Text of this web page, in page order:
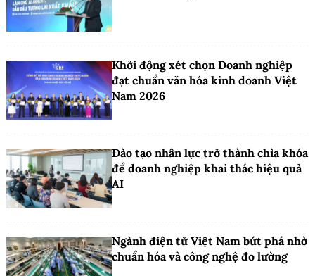
Khởi động xét chọn Doanh nghiệp
đạt chuẩn văn hóa kinh doanh Việt
Nam 2026
Đào tạo nhân lực trở thành chìa khóa
để doanh nghiệp khai thác hiệu quả
AI
Ngành điện tử Việt Nam bứt phá nhờ
chuẩn hóa và công nghệ đo lường